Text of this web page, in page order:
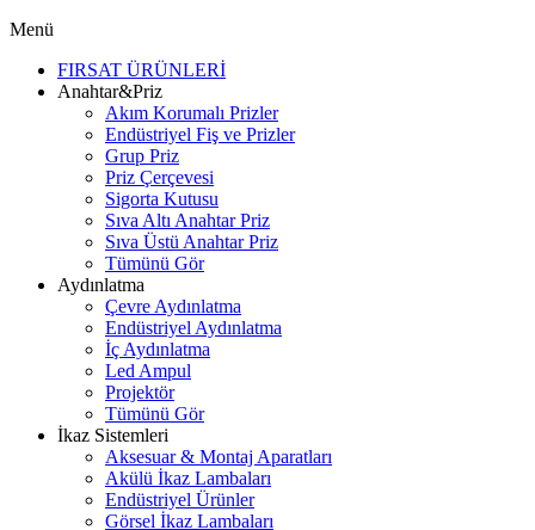
Menü
FIRSAT ÜRÜNLERİ
Anahtar&Priz
Akım Korumalı Prizler
Endüstriyel Fiş ve Prizler
Grup Priz
Priz Çerçevesi
Sigorta Kutusu
Sıva Altı Anahtar Priz
Sıva Üstü Anahtar Priz
Tümünü Gör
Aydınlatma
Çevre Aydınlatma
Endüstriyel Aydınlatma
İç Aydınlatma
Led Ampul
Projektör
Tümünü Gör
İkaz Sistemleri
Aksesuar & Montaj Aparatları
Akülü İkaz Lambaları
Endüstriyel Ürünler
Görsel İkaz Lambaları